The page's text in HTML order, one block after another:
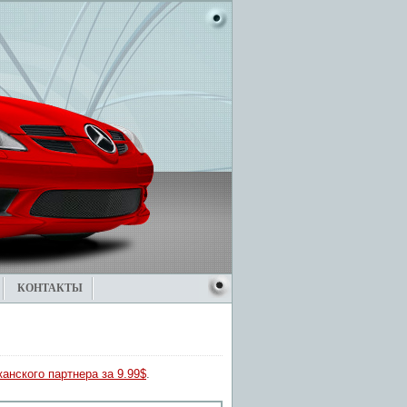
КОНТАКТЫ
партнера за 9.99$.